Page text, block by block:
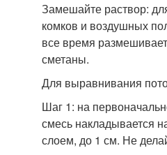
Замешайте раствор:
комков и воздушных
все время
сметаны.
Для выравнивания
Шаг 1: на
смесь накладывается
слоем, до 1 см. Не